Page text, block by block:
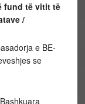
fund të vitit të
/
e BE-
se